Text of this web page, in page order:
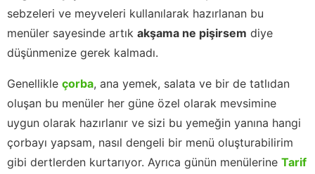
sebzeleri ve meyveleri kullanılarak hazırlanan bu
menüler sayesinde artık akşama ne pişirsem diye
düşünmenize gerek kalmadı.
Genellikle çorba, ana yemek, salata ve bir de tatlıdan
oluşan bu menüler her güne özel olarak mevsimine
uygun olarak hazırlanır ve sizi bu yemeğin yanına hangi
çorbayı yapsam, nasıl dengeli bir menü oluşturabilirim
gibi dertlerden kurtarıyor. Ayrıca günün menülerine Tarif